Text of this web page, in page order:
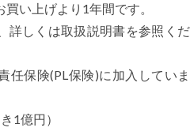
い上げより1年間です。
詳しくは取扱説明書を参照くだ
任保険(PL保険)に加入していま
1億円）